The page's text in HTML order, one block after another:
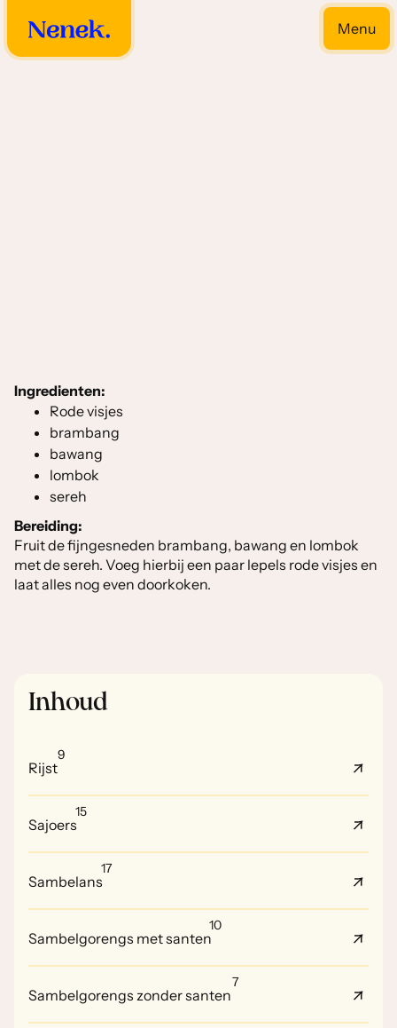
Menu
Ingredienten:
Rode visjes
brambang
bawang
lombok
sereh
Bereiding:
Fruit de fijngesneden brambang, bawang en lombok
met de sereh. Voeg hierbij een paar lepels rode visjes en
laat alles nog even doorkoken.
Inhoud
Rijst
9
Sajoers
15
Sambelans
17
Sambelgorengs met santen
10
Sambelgorengs zonder santen
7